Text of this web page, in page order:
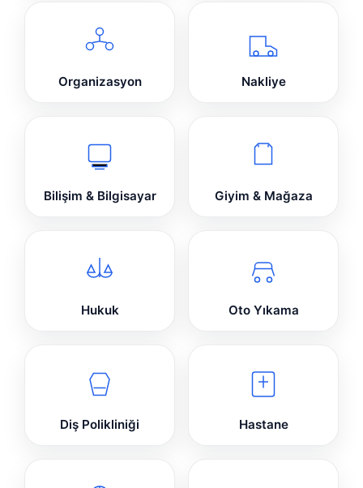
Organizasyon Nakliye
Bilişim & Bilgisayar Giyim & Mağaza
Hukuk Oto Yıkama
Diş Polikliniği Hastane